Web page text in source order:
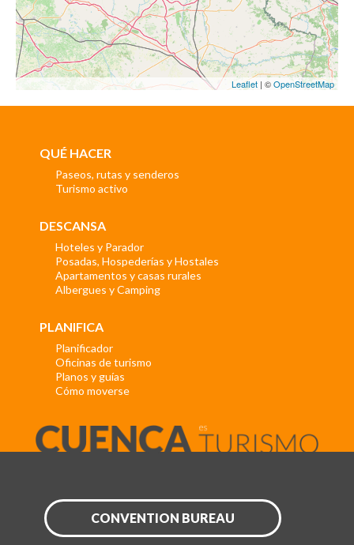
Leaflet | ©OpenStreetMap
QUÉ HACER
Paseos, rutas y senderos
Turismo activo
DESCANSA
Hoteles y Parador
Posadas, Hospederías y Hostales
Apartamentos y casas rurales
Albergues y Camping
PLANIFICA
Planificador
Oficinas de turismo
Planos y guías
Cómo moverse
CONVENTION BUREAU